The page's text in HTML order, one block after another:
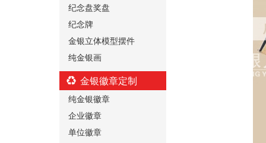
纪念盘奖盘
纪念牌
金银立体模型摆件
纯金银画
金银徽章定制
纯金银徽章
企业徽章
单位徽章